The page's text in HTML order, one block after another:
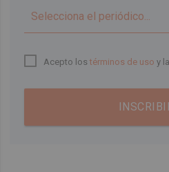
Acepto lostérminos de uso y la